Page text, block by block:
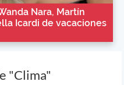
Nara, Martín
Icardi de vacaciones
"Clima"